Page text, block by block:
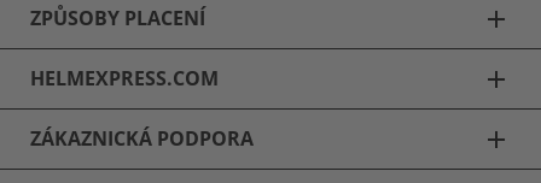
ZPŮSOBY PLACENÍ add
HELMEXPRESS.COM add
ZÁKAZNICKÁ PODPORA add